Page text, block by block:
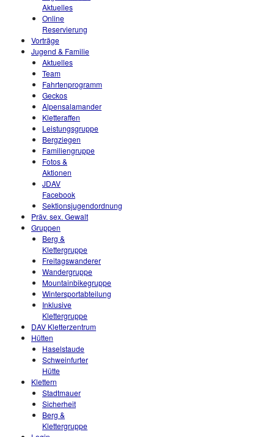
Aktuelles
Online
Reservierung
Vorträge
Jugend & Familie
Aktuelles
Team
Fahrtenprogramm
Geckos
Alpensalamander
Kletteraffen
Leistungsgruppe
Bergziegen
Familiengruppe
Fotos &
Aktionen
JDAV
Facebook
Sektionsjugendordnung
Präv. sex. Gewalt
Gruppen
Berg &
Klettergruppe
Freitagswanderer
Wandergruppe
Mountainbikegruppe
Wintersportabteilung
Inklusive
Klettergruppe
DAV Kletterzentrum
Hütten
Haselstaude
Schweinfurter
Hütte
Klettern
Stadtmauer
Sicherheit
Berg &
Klettergruppe